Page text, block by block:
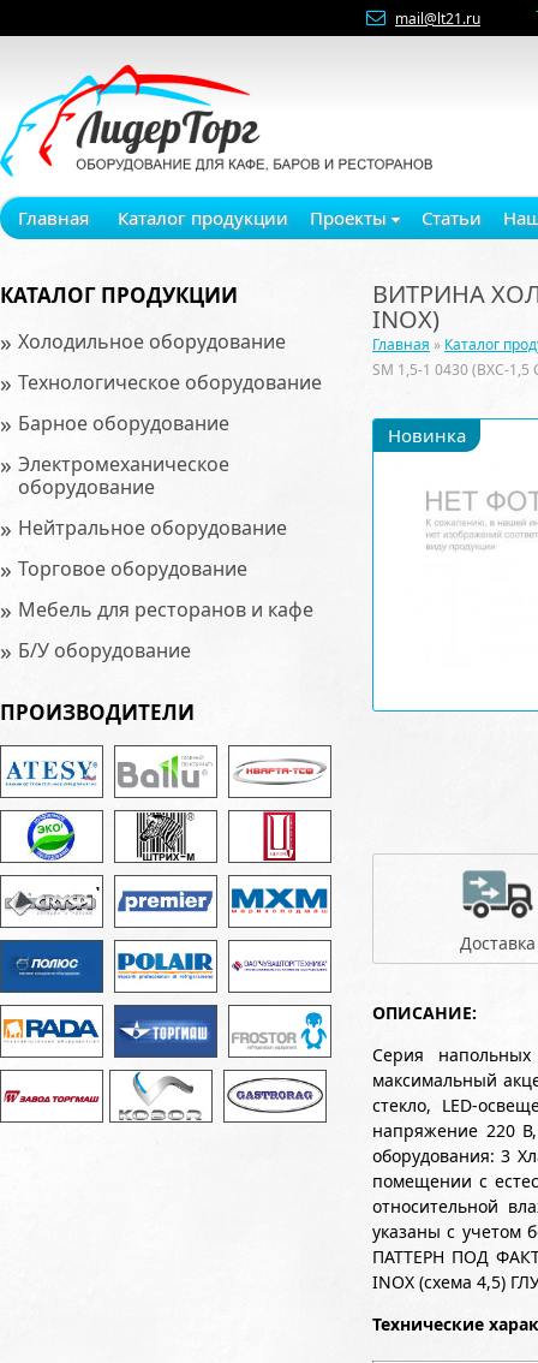
mail@lt21.ru
Главная Каталог продукции Проекты Статьи
КАТАЛОГ ПРОДУКЦИИ
» Холодильное оборудование
» Технологическое оборудование
» Барное оборудование
» Электромеханическое
оборудование
» Нейтральное оборудование
» Торговое оборудование
» Мебель для ресторанов и кафе
» Б/У оборудование
ПРОИЗВОДИТЕЛИ
ВИТРИНА
INOX)
Главная » Каталог
SM 1,5-1 0430 (ВХС-1,5
Новинка
Доставка
ОПИСАНИЕ:
Серия
максимальный
стекло, LED-
напряжение 220
оборудования: 3
помещении с
относительной
указаны с учетом
ПАТТЕРН ПОД
INOX (схема 4,5)
Технические